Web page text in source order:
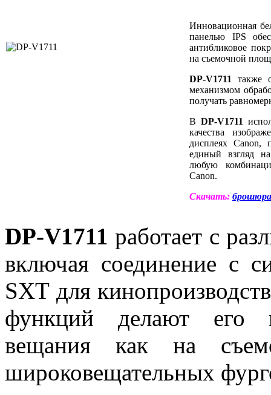
Инновационная
панелью IPS
антибликовое
на съемочной
DP-V1711
также
механизмом
получать
В DP-V1711
качества
дисплеях Canon,
единый взгляд
любую
Canon.
Скачать: брошюра
DP-V1711 работает с
включая соединение с
SXT для
функций делают его
вещания как на
широковещательных